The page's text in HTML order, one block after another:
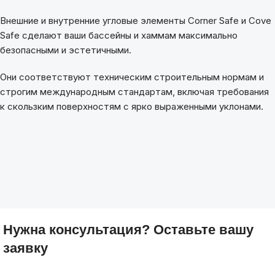
Внешние и внутренние угловые элементы Corner Safe и Cove
Safe сделают ваши бассейны и хаммам максимально
безопасными и эстетичными.
Они соответствуют техническим строительным нормам и
строгим международным стандартам, включая требования
к скользким поверхностям с ярко выраженными уклонами.
Нужна консультация? Оставьте вашу
заявку